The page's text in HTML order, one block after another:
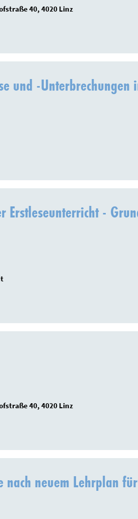
40, 4020 Linz
und -Unterbrechungen
Erstleseunterricht -
40, 4020 Linz
neuem Lehrplan